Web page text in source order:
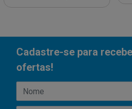
Cadastre-se para
ofertas!